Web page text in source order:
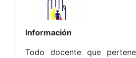
Información
Todo docente que